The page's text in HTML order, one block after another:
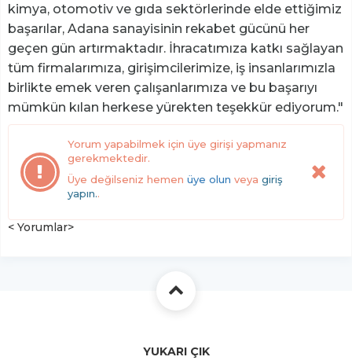
kimya, otomotiv ve gıda sektörlerinde elde ettiğimiz
başarılar, Adana sanayisinin rekabet gücünü her
geçen gün artırmaktadır. İhracatımıza katkı sağlayan
tüm firmalarımıza, girişimcilerimize, iş insanlarımızla
birlikte emek veren çalışanlarımıza ve bu başarıyı
mümkün kılan herkese yürekten teşekkür ediyorum."
Yorum yapabilmek için üye girişi yapmanız
gerekmektedir.
Üye değilseniz hemen üye olun veya giriş
yapın..
< Yorumlar>
YUKARI ÇIK